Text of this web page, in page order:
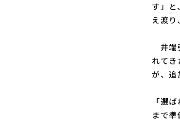
す」
え渡
井端
れて
が、追
「選
まで